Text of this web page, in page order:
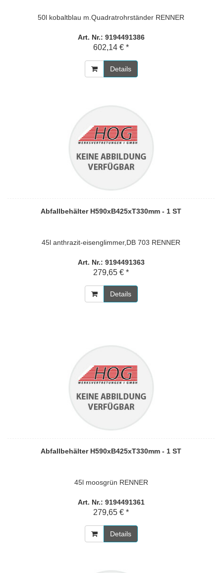
50l kobaltblau m.Quadratrohrständer RENNER
Art. Nr.: 9194491386
602,14 € *
Details
Abfallbehälter H590xB425xT330mm - 1 ST
45l anthrazit-eisenglimmer,DB 703 RENNER
Art. Nr.: 9194491363
279,65 € *
Details
Abfallbehälter H590xB425xT330mm - 1 ST
45l moosgrün RENNER
Art. Nr.: 9194491361
279,65 € *
Details